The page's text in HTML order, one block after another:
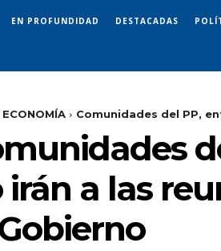
EN PROFUNDIDAD DESTACADAS
ECONOMÍA Comunidades del PP,
irán a las